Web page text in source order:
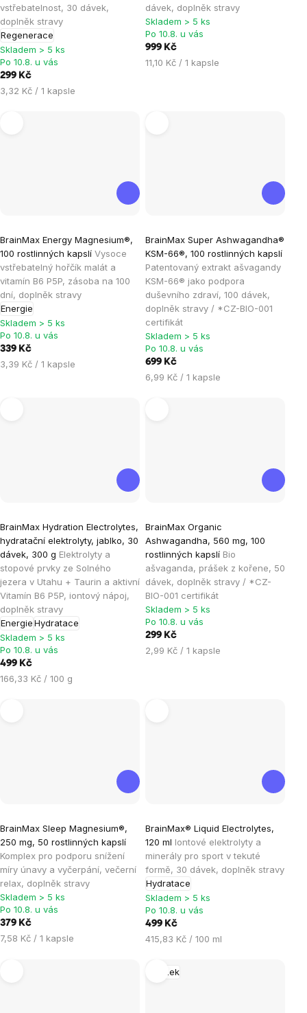
vstřebatelnost, 30 dávek,
doplněk stravy
Regenerace
4,9
z
5
hvězdiček.
Skladem > 5 ks
Po 10.8. u vás
299 Kč
Měrná
3,32 Kč / 1 kapsle
dávek, doplněk stravy
5,0
z
5
hvězdiček.
Skladem > 5 ks
Po 10.8. u vás
999 Kč
Měrná
11,10 Kč / 1 kapsle
BrainMax Energy Magnesium®,
100 rostlinných kapslí Vysoce
vstřebatelný hořčík malát a
vitamín B6 P5P, zásoba na 100
dní, doplněk stravy
Energie
hodnocení
produktu
je
5,0
z
5
hvězdiček.
Skladem > 5 ks
Po 10.8. u vás
339 Kč
Měrná
3,39 Kč / 1 kapsle
BrainMax Super Ashwagandha®
KSM-66®, 100 rostlinných kapslí
Patentovaný extrakt ašvagandy
KSM-66® jako podpora
duševního zdraví, 100 dávek,
doplněk stravy / *CZ-BIO-001
certifikát
hodnocení
produktu
je
4,8
z
5
hvězdiček.
Skladem > 5 ks
Po 10.8. u vás
699 Kč
Měrná
6,99 Kč / 1 kapsle
BrainMax Hydration Electrolytes,
hydratační elektrolyty, jablko, 30
dávek, 300 g Elektrolyty a
stopové prvky ze Solného
jezera v Utahu + Taurin a aktivní
Vitamín B6 P5P, iontový nápoj,
doplněk stravy
EnergieHydratace
hodnocení
produktu
je
4,8
z
5
hvězdiček.
Skladem > 5 ks
Po 10.8. u vás
499 Kč
Měrná
166,33 Kč / 100 g
BrainMax Organic
Ashwagandha, 560 mg, 100
rostlinných kapslí Bio
ašvaganda, prášek z kořene, 50
dávek, doplněk stravy / *CZ-
BIO-001 certifikát
hodnocení
produktu
je
5,0
z
5
hvězdiček.
Skladem > 5 ks
Po 10.8. u vás
299 Kč
Měrná
2,99 Kč / 1 kapsle
BrainMax Sleep Magnesium®,
250 mg, 50 rostlinných kapslí
Komplex pro podporu snížení
míry únavy a vyčerpání, večerní
relax, doplněk stravy
hodnocení
produktu
je
4,6
z
5
hvězdiček.
Skladem > 5 ks
Po 10.8. u vás
379 Kč
Měrná
7,58 Kč / 1 kapsle
BrainMax® Liquid Electrolytes,
120 ml Iontové elektrolyty a
minerály pro sport v tekuté
formě, 30 dávek, doplněk stravy
Hydratace
hodnocení
produktu
je
5,0
z
5
hvězdiček.
Skladem > 5 ks
Po 10.8. u vás
499 Kč
Měrná
415,83 Kč / 100 ml
Mozek